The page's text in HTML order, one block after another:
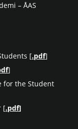
– ÅAS
[.pdf]
]
for the Student
[.pdf]